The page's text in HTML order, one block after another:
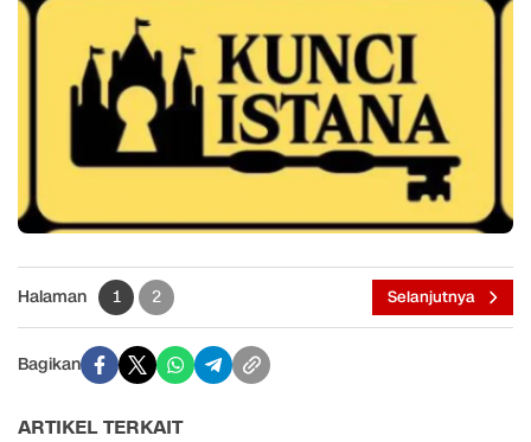
Halaman 1 2 Selanjutnya
Bagikan
ARTIKEL TERKAIT